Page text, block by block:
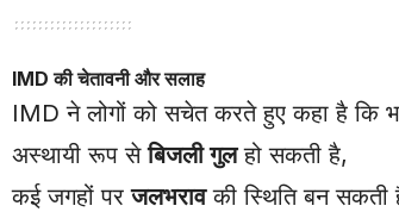
IMD की चेतावनी और सलाह
IMD ने लोगों को सचेत करते हुए कहा है कि
अस्थायी रूप सेबिजली गुलहो सकती है,
कई जगहों परजलभरावकी स्थिति बन सकती